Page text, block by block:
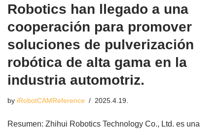
Robotics han llegado a una
cooperación para promover
soluciones de pulverización
robótica de alta gama en la
industria automotriz.
by iRobotCAMReference 2025.4.19.
Resumen: Zhihui Robotics Technology Co., Ltd. es una